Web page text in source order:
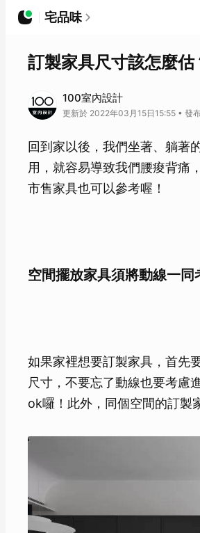
宅品味
訂製家具尺寸該怎麼估
100室內設計
更新於 2022年03月15日15:55 • 發
回到家以後，我們坐著、躺著
用，就容易導致我們腰痠背痛
市售家具也可以參考喔！
空間擺放家具須將動線一同
如果家裡想要訂製家具，首先
尺寸，不要忘了動線也要考慮
ok囉！此外，同個空間的訂製